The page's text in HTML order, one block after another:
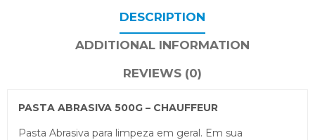
DESCRIPTION
ADDITIONAL INFORMATION
REVIEWS (0)
PASTA ABRASIVA 500G – CHAUFFEUR
Pasta Abrasiva para limpeza em geral. Em sua